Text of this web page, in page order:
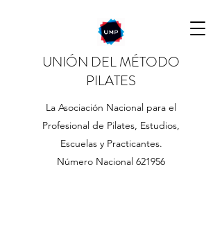
UNIÓN DEL MÉTODO
PILATES
La Asociación Nacional para el
Profesional de Pilates, Estudios,
Escuelas y Practicantes.
Número Nacional 621956